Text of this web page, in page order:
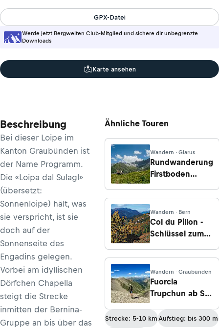
Werde jetzt Bergwelten Club-Mitglied und sichere dir unbegrenzte
Downloads
GPX-Datei
Karte ansehen
Beschreibung
Bei dieser Loipe im
Kanton Graubünden ist
der Name Programm.
Die «Loipa dal Sulagl»
(übersetzt:
Sonnenloipe) hält, was
sie verspricht, ist sie
doch auf der
Sonnenseite des
Engadins gelegen.
Vorbei am idyllischen
Dörfchen Chapella
steigt die Strecke
inmitten der Bernina-
Gruppe an bis über das
Ähnliche Touren
Wandern · Glarus
Rundwanderung
Firstboden
Tschinglen)
Wandern · Bern
Col du Pillon -
Schlüssel zum
Gebiet
Wandern · Graubünden
Fuorcla
Trupchun ab S-
Strecke: 5-10 km Aufstieg: bis 300 m